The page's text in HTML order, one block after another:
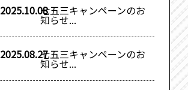
2025.10.08七五三キャンペーンのお
知らせ...
2025.08.27七五三キャンペーンのお
知らせ...